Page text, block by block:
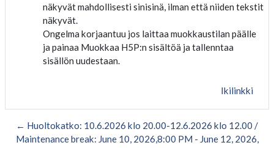
näkyvät mahdollisesti sinisinä, ilman että niiden tekstit
näkyvät.
Ongelma korjaantuu jos laittaa muokkaustilan päälle
ja painaa Muokkaa H5P:n sisältöä ja tallenntaa
sisällön uudestaan.
Ikilinkki
← Huoltokatko: 10.6.2026 klo 20.00-12.6.2026 klo 12.00 /
Maintenance break: June 10, 2026,8:00 PM - June 12, 2026,